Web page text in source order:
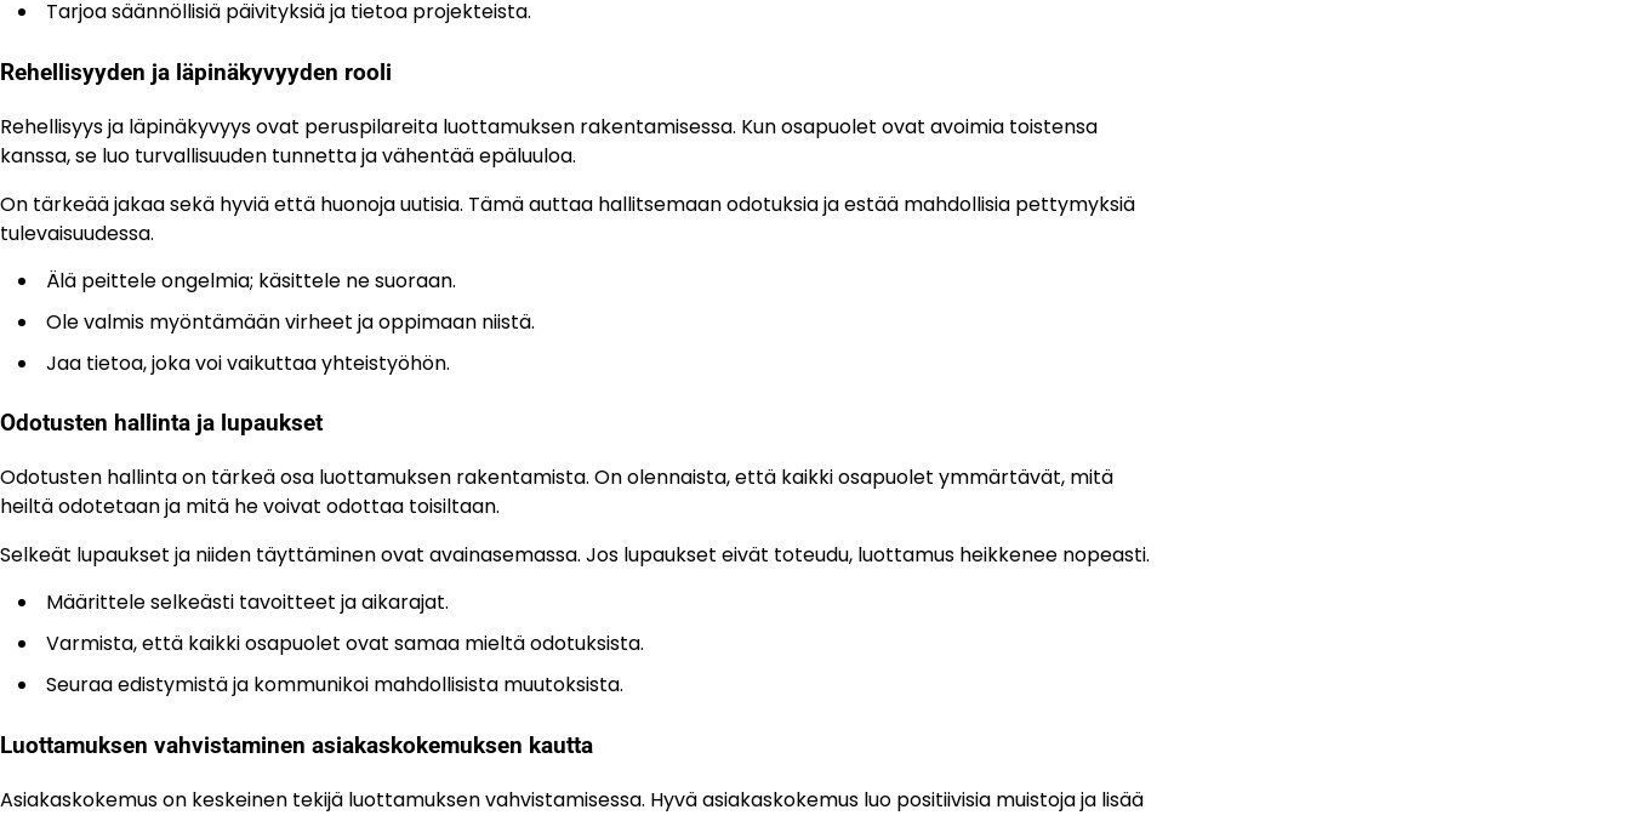
Tarjoa säännöllisiä päivityksiä ja tietoa projekteista.
Rehellisyyden ja läpinäkyvyyden rooli
Rehellisyys ja läpinäkyvyys ovat peruspilareita luottamuksen rakentamisessa. Kun osapuolet ovat avoimia toistensa
kanssa, se luo turvallisuuden tunnetta ja vähentää epäluuloa.
On tärkeää jakaa sekä hyviä että huonoja uutisia. Tämä auttaa hallitsemaan odotuksia ja estää mahdollisia pettymyksiä
tulevaisuudessa.
Älä peittele ongelmia; käsittele ne suoraan.
Ole valmis myöntämään virheet ja oppimaan niistä.
Jaa tietoa, joka voi vaikuttaa yhteistyöhön.
Odotusten hallinta ja lupaukset
Odotusten hallinta on tärkeä osa luottamuksen rakentamista. On olennaista, että kaikki osapuolet ymmärtävät, mitä
heiltä odotetaan ja mitä he voivat odottaa toisiltaan.
Selkeät lupaukset ja niiden täyttäminen ovat avainasemassa. Jos lupaukset eivät toteudu, luottamus heikkenee nopeasti.
Määrittele selkeästi tavoitteet ja aikarajat.
Varmista, että kaikki osapuolet ovat samaa mieltä odotuksista.
Seuraa edistymistä ja kommunikoi mahdollisista muutoksista.
Luottamuksen vahvistaminen asiakaskokemuksen kautta
Asiakaskokemus on keskeinen tekijä luottamuksen vahvistamisessa. Hyvä asiakaskokemus luo positiivisia muistoja ja lisää